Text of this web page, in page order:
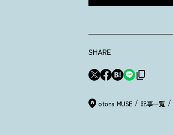
SHARE
otona MUSE 記事一覧